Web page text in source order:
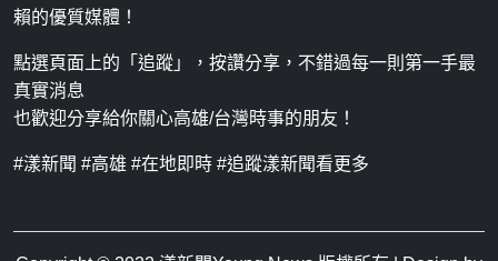
賴的優質媒體！
點選頁面上的「追蹤」，按讚分享，不錯過每一則第一手最
真實消息
也歡迎分享給你關心高雄/台灣時事的朋友！
#漾新聞 #高雄 #在地即時 #追蹤漾新聞看更多